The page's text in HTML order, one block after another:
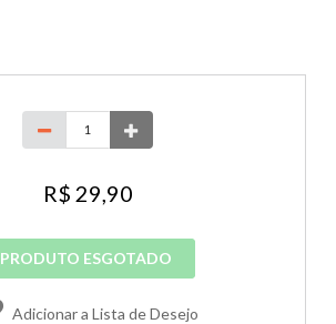
R$ 29,90
PRODUTO ESGOTADO
Adicionar a Lista de Desejo